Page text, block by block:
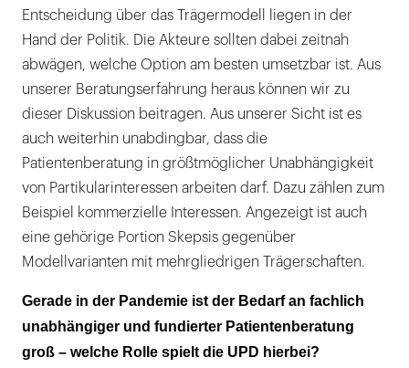
Entscheidung über das Trägermodell liegen in der
Hand der Politik. Die Akteure sollten dabei zeitnah
abwägen, welche Option am besten umsetzbar ist. Aus
unserer Beratungserfahrung heraus können wir zu
dieser Diskussion beitragen. Aus unserer Sicht ist es
auch weiterhin unabdingbar, dass die
Patientenberatung in größtmöglicher Unabhängigkeit
von Partikularinteressen arbeiten darf. Dazu zählen zum
Beispiel kommerzielle Interessen. Angezeigt ist auch
eine gehörige Portion Skepsis gegenüber
Modellvarianten mit mehrgliedrigen Trägerschaften.
Gerade in der Pandemie ist der Bedarf an fachlich
unabhängiger und fundierter Patientenberatung
groß – welche Rolle spielt die UPD hierbei?